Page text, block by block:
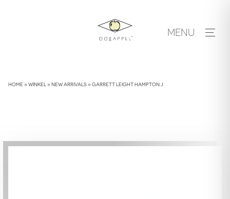
MENU
HOME»WINKEL »NEW ARRIVALS»GARRETT LEIGHT HAMPTON J